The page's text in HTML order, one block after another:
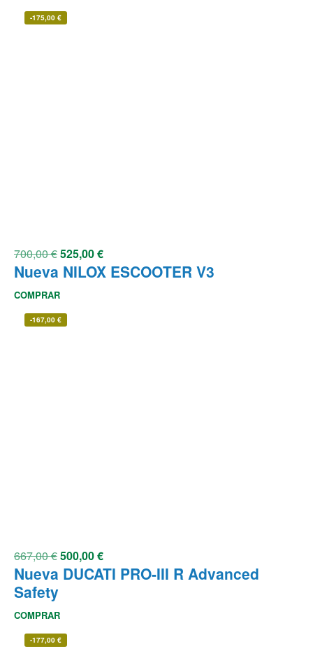
-175,00 €
700,00€525,00€
Nueva NILOX ESCOOTER V3
COMPRAR
-167,00 €
667,00€500,00€
Nueva DUCATI PRO-III R Advanced
Safety
COMPRAR
-177,00 €